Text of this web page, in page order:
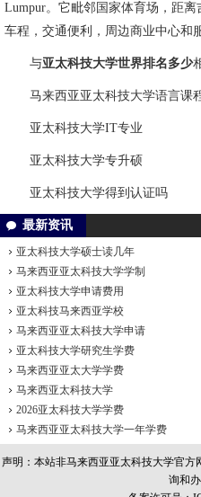
Lumpur。它毗邻国家体育场，距
车程，交通便利，周边商业中心和
与亚太科技大学世界排名多少
马来西亚亚太科技大学语言课
亚太科技大学IT专业
亚太科技大学专升硕
亚太科技大学得到认证吗
最新资讯
亚太科技大学硕士读几年
马来西亚亚太科技大学学制
亚太科技大学申请费用
亚太科技马来西亚学校
马来西亚亚太科技大学申请
亚太科技大学研究生学费
马来西亚亚太大学学费
马来西亚太科技大学
2026亚太科技大学学费
马来西亚亚太科技大学一年学费
声明：本站非马来西亚亚太科技大学官方
询和